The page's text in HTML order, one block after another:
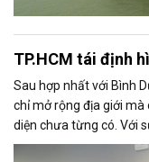
TP.HCM tái định
Sau hợp nhất với Bình
chỉ mở rộng địa giới
diện chưa từng có. Với
trưởng nhanh, cùng